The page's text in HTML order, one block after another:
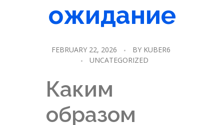
ожидание
FEBRUARY 22, 2026 BY KUBER6
UNCATEGORIZED
Каким
образом